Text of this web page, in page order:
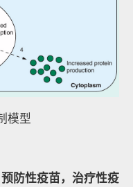
模型
防性疫苗，治疗性疫